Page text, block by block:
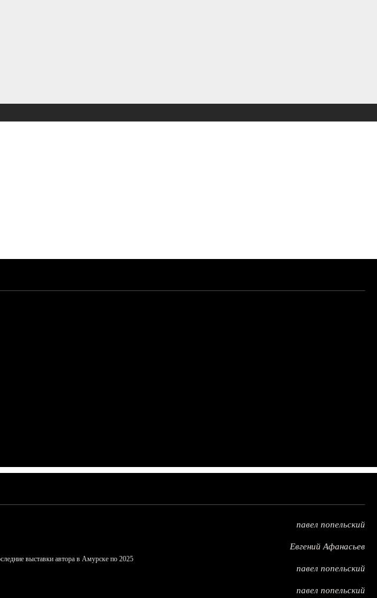
павел попельский
Евгений Афанасьев
выставки автора в Амурске по 2025
павел попельский
павел попельский